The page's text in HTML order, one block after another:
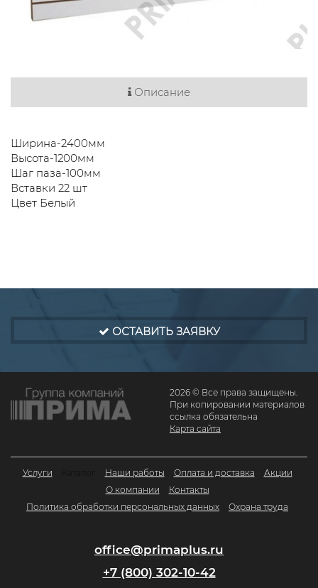
Описание
Ширина-2400мм
Высота-1200мм
Шаг паза-100мм
Вставки 22 шт
Цвет Белый
ОСТАВИТЬ ЗАЯВКУ
2026 © Все права защищены.
При копировании материалов
ссылка обязательна
Карта сайта
Услуги Наши работы Оплата и доставка
Акции
О компании
Контакты
Политика обработки персональных данных
Охрана труда
office@primaplus.ru
+7 (800) 302-10-42